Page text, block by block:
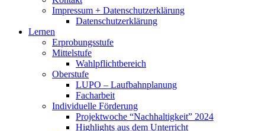
Impressum + Datenschutzerklärung
Datenschutzerklärung
Lernen
Erprobungsstufe
Mittelstufe
Wahlpflichtbereich
Oberstufe
LUPO – Laufbahnplanung
Facharbeit
Individuelle Förderung
Projektwoche “Nachhaltigkeit” 2024
Highlights aus dem Unterricht